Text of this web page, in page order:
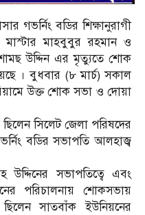
গভর্নিং বডির শিক্ষানুরাগী
মাস্টার মাহবুবুর রহমান ও
উদ্দিন এর মৃত্যুতে শোক
। বুধবার (৮ মার্চ) সকাল
উক্ত শোক সভা ও দোয়া
সিলেট জেলা পরিষদের
বডির সভাপতি আলহাজ্ব
উদ্দিনের সভাপতিত্বে এবং
পরিচালনায় শোকসভায়
সাতবাঁক ইউনিয়নের